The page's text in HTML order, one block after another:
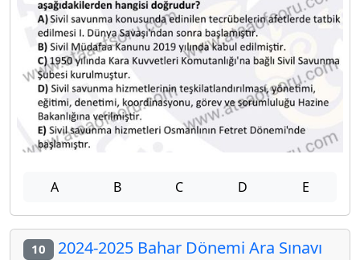
A B C D E
10 2024-2025 Bahar Dönemi Ara Sınavı